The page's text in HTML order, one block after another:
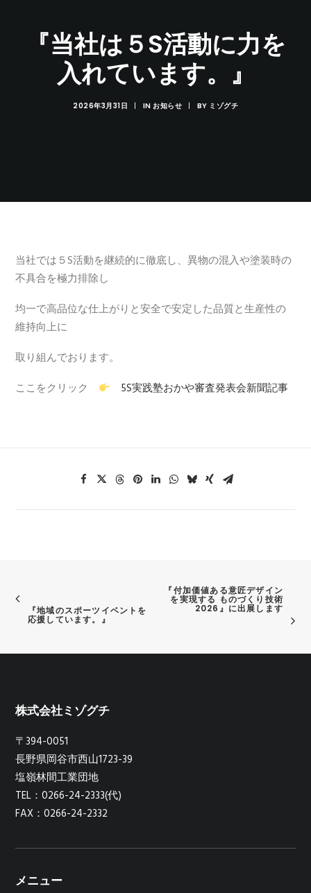
『当社は５S活動に力を
入れています。』
2026年3月31日 | IN お知らせ | BY ミゾグチ
当社では５S活動を継続的に徹底し、異物の混入や塗装時の
不具合を極力排除し
均一で高品位な仕上がりと安全で安定した品質と生産性の
維持向上に
取り組んでおります。
ここをクリック
5S実践塾おかや審査発表会新聞記事
『地域のスポーツイベントを
応援しています。』
『付加価値ある意匠デザイン
を実現する ものづくり技術
2026』に出展します
株式会社ミゾグチ
〒394-0051
長野県岡谷市西山1723-39
塩嶺林間工業団地
TEL：0266-24-2333(代)
FAX：0266-24-2332
メニュー